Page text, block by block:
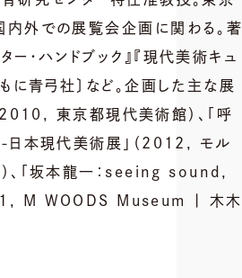
内外での展覧会企画に関わる。著
ー・ハンドブック』『現代美術キュ
に青弓社〕など。企画した主な展
東京都現代美術館）、「呼
-日本現代美術展」（2012, モル
、「坂本龍一：seeing sound,
M WOODS Museum | 木木